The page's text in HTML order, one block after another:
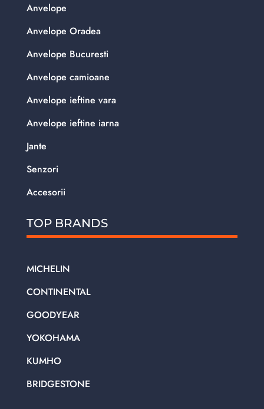
Anvelope
Anvelope Oradea
Anvelope Bucuresti
Anvelope camioane
Anvelope ieftine vara
Anvelope ieftine iarna
Jante
Senzori
Accesorii
TOP BRANDS
MICHELIN
CONTINENTAL
GOODYEAR
YOKOHAMA
KUMHO
BRIDGESTONE